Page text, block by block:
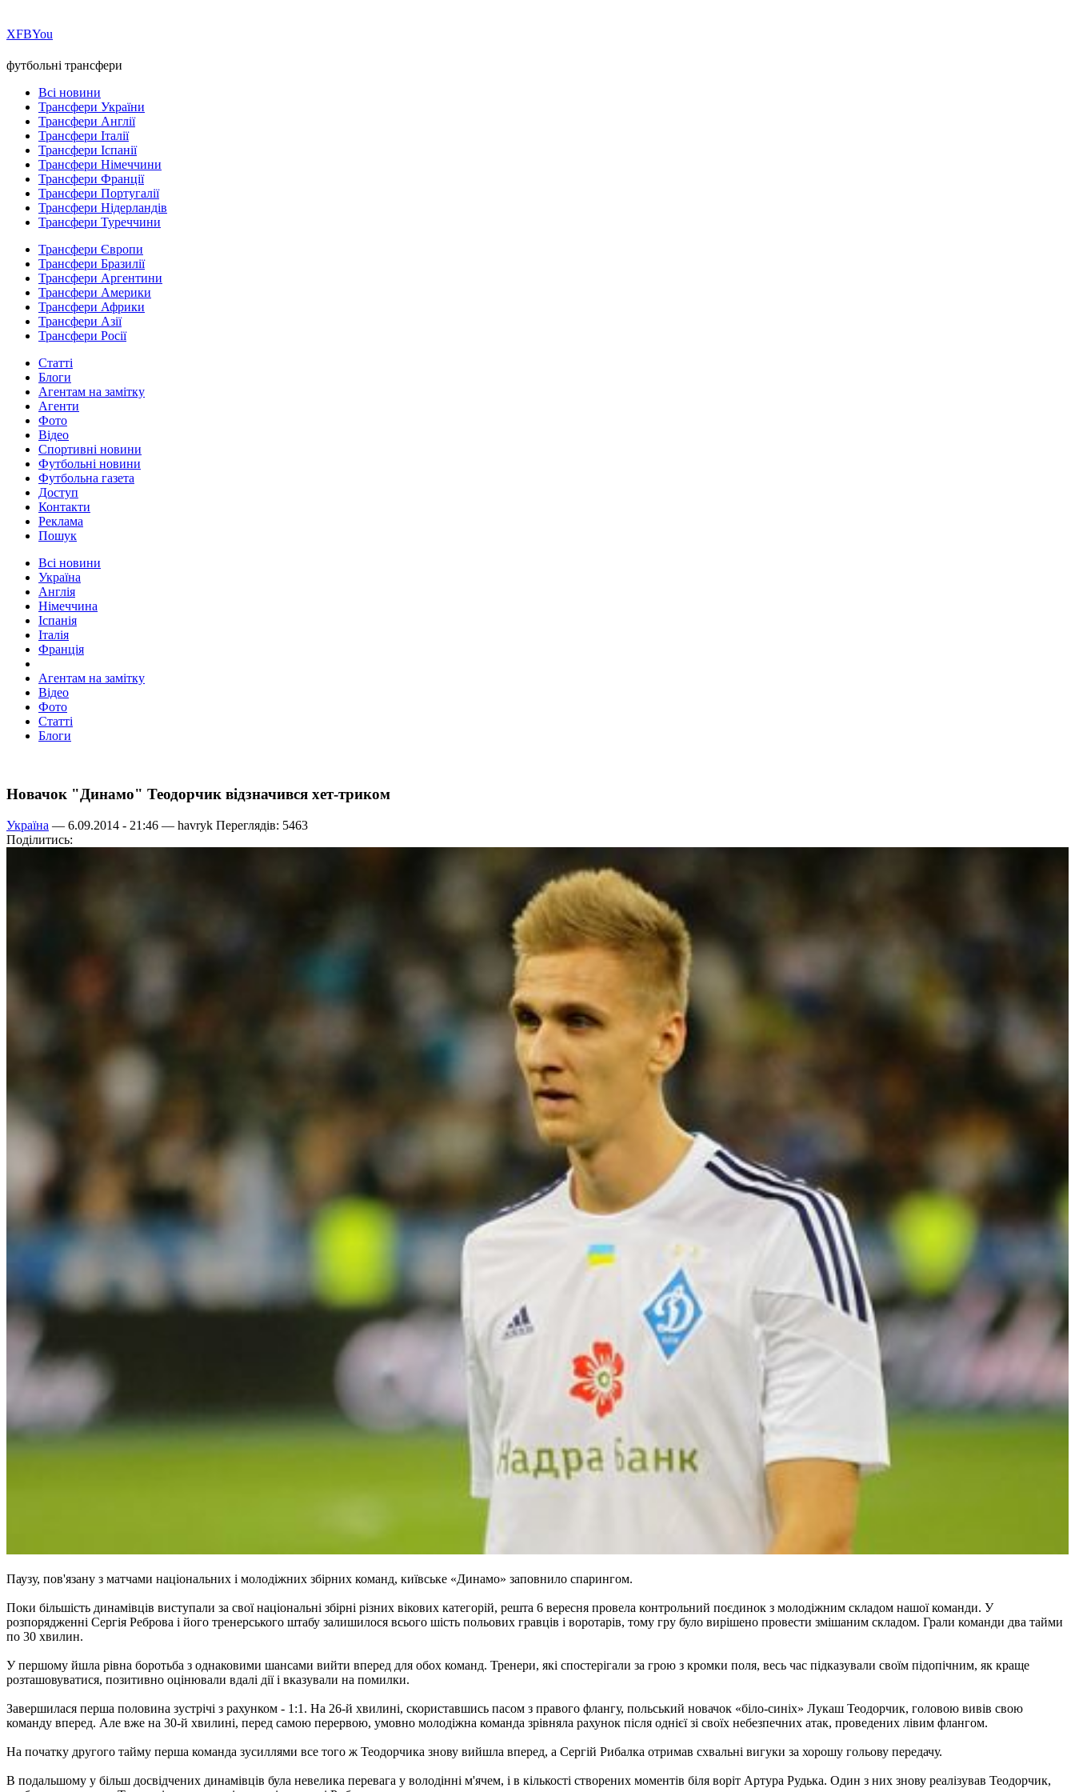
ХFBYou
футбольні трансфери
Всі новини
Трансфери України
Трансфери Англії
Трансфери Італії
Трансфери Іспанії
Трансфери Німеччини
Трансфери Франції
Трансфери Португалії
Трансфери Нідерландів
Трансфери Туреччини
Трансфери Європи
Трансфери Бразилії
Трансфери Аргентини
Трансфери Америки
Трансфери Африки
Трансфери Азії
Трансфери Росії
Статті
Блоги
Агентам на замітку
Агенти
Фото
Відео
Спортивні новини
Футбольні новини
Футбольна газета
Доступ
Контакти
Реклама
Пошук
Всі новини
Україна
Англія
Німеччина
Іспанія
Італія
Франція
Агентам на замітку
Відео
Фото
Статті
Блоги
Новачок "Динамо" Теодорчик відзначився хет-триком
Україна — 6.09.2014 - 21:46 — havryk Переглядів: 5463
Поділитись:
Паузу, пов'язану з матчами національних і молодіжних збірних команд, київське «Динамо» заповнило спарингом.
Поки більшість динамівців виступали за свої національні збірні різних вікових категорій, решта 6 вересня провела контрольний поєдинок з молодіжним складом нашої команди. У
розпорядженні Сергія Реброва і його тренерського штабу залишилося всього шість польових гравців і воротарів, тому гру було вирішено провести змішаним складом. Грали команди два тайми
по 30 хвилин.
У першому йшла рівна боротьба з однаковими шансами вийти вперед для обох команд. Тренери, які спостерігали за грою з кромки поля, весь час підказували своїм підопічним, як краще
розташовуватися, позитивно оцінювали вдалі дії і вказували на помилки.
Завершилася перша половина зустрічі з рахунком - 1:1. На 26-й хвилині, скориставшись пасом з правого флангу, польський новачок «біло-синіх» Лукаш Теодорчик, головою вивів свою
команду вперед. Але вже на 30-й хвилині, перед самою перервою, умовно молодіжна команда зрівняла рахунок після однієї зі своїх небезпечних атак, проведених лівим флангом.
На початку другого тайму перша команда зусиллями все того ж Теодорчика знову вийшла вперед, а Сергій Рибалка отримав схвальні вигуки за хорошу гольову передачу.
В подальшому у більш досвідчених динамівців була невелика перевага у володінні м'ячем, і в кількості створених моментів біля воріт Артура Рудька. Один з них знову реалізував Теодорчик,